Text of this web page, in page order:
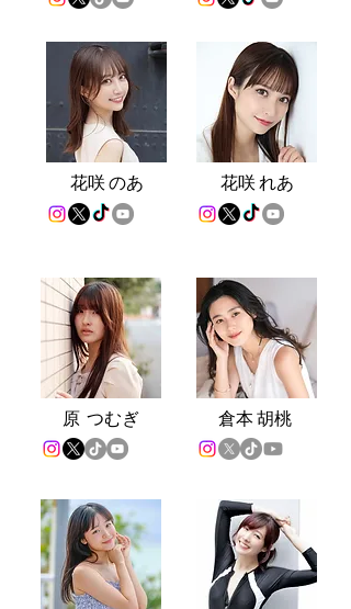
花咲 のあ 花咲 れあ
原 つむぎ 倉本 胡桃